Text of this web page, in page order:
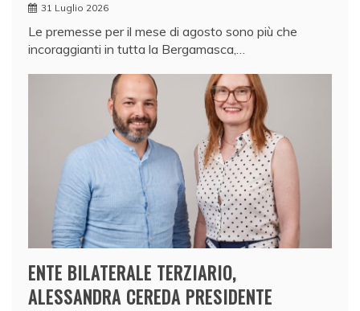
31 Luglio 2026
Le premesse per il mese di agosto sono più che
incoraggianti in tutta la Bergamasca,…
ENTE BILATERALE TERZIARIO,
ALESSANDRA CEREDA PRESIDENTE